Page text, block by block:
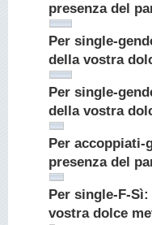
presenza del
Per single-
della vostra
Per single-
della vostra
Per accoppiati-
presenza del
Per single-F-
vostra dolce